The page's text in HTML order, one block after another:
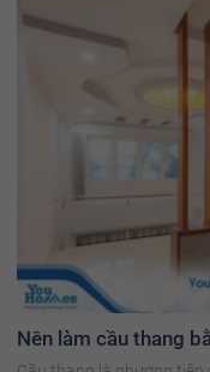
Nên làm cầu thang